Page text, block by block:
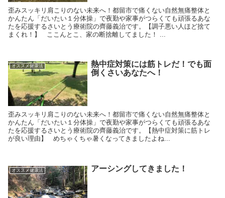
歪みスッキリ肩こりのない未来へ！都留市で痛くない自然無痛整体と
かんたん「だいたい１分体操」で夜勤や家事がつらくても頑張るあな
たを応援するさいとう療術院の齊藤義治です。【調子悪い人ほど捨て
まくれ！】 ここんとこ、家の断捨離してました！ ...
オススメ健康法
熱中症対策には筋トレだ！でも面
倒くさいあなたへ！
歪みスッキリ肩こりのない未来へ！都留市で痛くない自然無痛整体と
かんたん「だいたい１分体操」で夜勤や家事がつらくても頑張るあな
たを応援するさいとう療術院の齊藤義治です。【熱中症対策に筋トレ
が良い理由】 めちゃくちゃ暑くなってきましたよね...
オススメ健康法 アーシングしてきました！